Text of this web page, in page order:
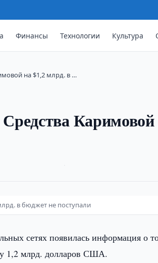
Финансы Технологии Культура
на $1,2 млрд. в …
в бюджет не поступали
сетях появилась информация о
1,2 млрд. долларов США.